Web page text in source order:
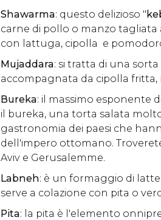
Shawarma: questo delizioso "
carne di pollo o manzo tagliata
con lattuga, cipolla e
Mujaddara: si tratta di una
accompagnata da cipolla fritta,
Bureka: il massimo esponente
il bureka, una torta salata
gastronomia dei paesi che
dell'impero ottomano.
Aviv e Gerusalemme.
Labneh: è un formaggio di
serve a colazione con pita o
Pita: la pita è l'elemento